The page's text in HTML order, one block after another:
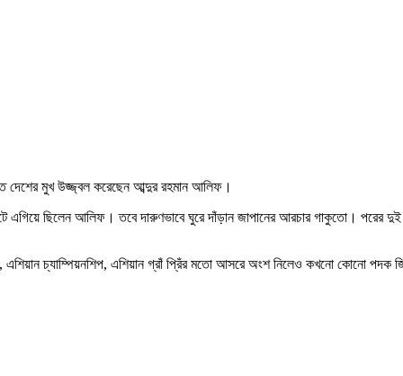
দেশের মুখ উজ্জ্বল করেছেন আব্দুর রহমান আলিফ।
এগিয়ে ছিলেন আলিফ। তবে দারুণভাবে ঘুরে দাঁড়ান জাপানের আরচার গাকুতো।
চ্যাম্পিয়নশিপ, এশিয়ান গ্রাঁ প্রিঁর মতো আসরে অংশ নিলেও কখনো কোনো পদক